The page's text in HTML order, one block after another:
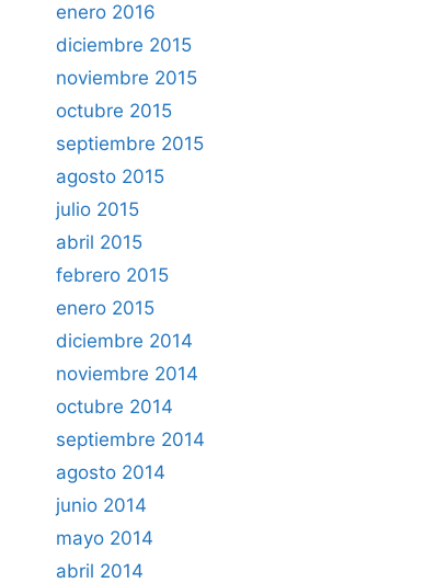
enero 2016
diciembre 2015
noviembre 2015
octubre 2015
septiembre 2015
agosto 2015
julio 2015
abril 2015
febrero 2015
enero 2015
diciembre 2014
noviembre 2014
octubre 2014
septiembre 2014
agosto 2014
junio 2014
mayo 2014
abril 2014